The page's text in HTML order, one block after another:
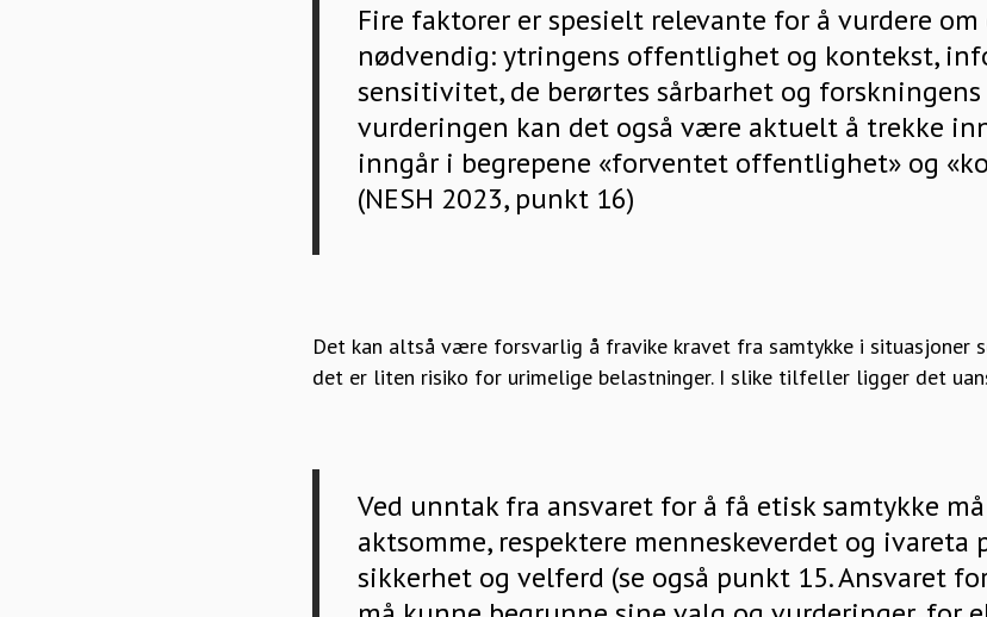
Fire faktorer er spesielt relevante for å vurdere
nødvendig: ytringens offentlighet og kontekst,
sensitivitet, de berørtes sårbarhet og forskningens
vurderingen kan det også være aktuelt å trekke
inngår i begrepene «forventet offentlighet» og
(NESH 2023, punkt 16)
Det kan altså være forsvarlig å fravike kravet fra samtykke i situasjoner
det er liten risiko for urimelige belastninger. I slike tilfeller ligger det
Ved unntak fra ansvaret for å få etisk samtykke
aktsomme, respektere menneskeverdet og
sikkerhet og velferd (se også punkt 15. Ansvaret